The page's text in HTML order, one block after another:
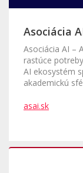
Asociácia
Asociácia AI –
rastúce
AI ekosystém
akademickú
asai.sk